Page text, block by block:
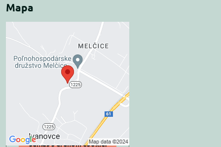
Mapa
Externý obsah je
blokovaný Voľbami
súkromia
Prajete si načítať externý obsah?
Povoliť tentokrát
Povoliť a zapamätať -
súhlas s druhom cookie: